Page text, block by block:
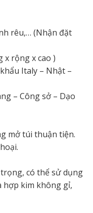
rêu,… (Nhận đặt
x rộng x cao )
Italy – Nhật –
– Công sở – Dạo
mở túi thuận tiện.
có thể sử dụng
hợp kim không gỉ,